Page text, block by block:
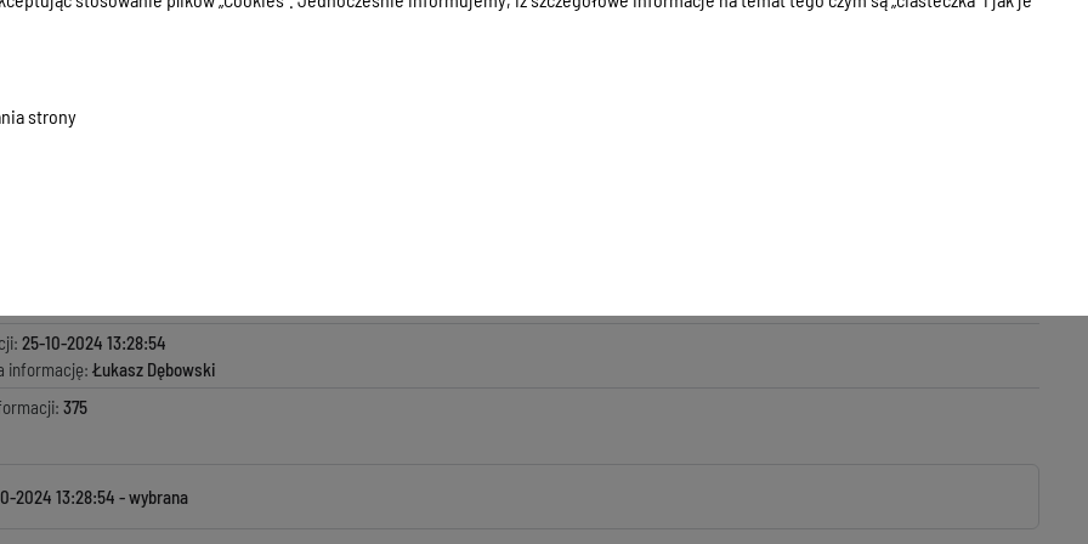
KB, data dodania:
25-10-2024 13:28:54
informację: Łukasz Dębowski
375
2024 13:28:54
strony